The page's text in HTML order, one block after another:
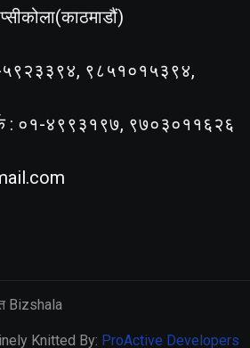
५९२३३९४, ९८५१०१५३९४,
: ०१-४९९३१९७, ९७०३०११६२६
Bizshala
Knitted By: ProActive Developers